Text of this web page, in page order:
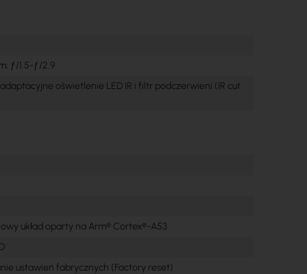
ƒ/1.5-ƒ/2.9
oświetlenie LED IR i filtr podczerwieni (IR cut
układ oparty na Arm® Cortex®-A53
ustawień fabrycznych (Factory reset)